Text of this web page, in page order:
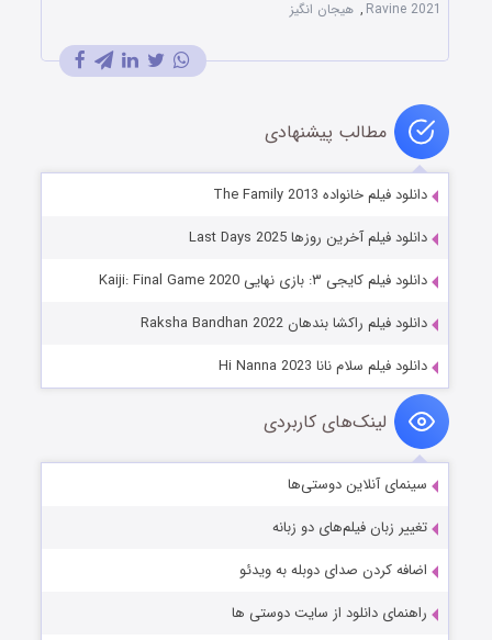
Ravine 2021
, هیجان انگیز
مطالب پیشنهادی
دانلود فیلم خانواده The Family 2013
دانلود فیلم آخرین روزها Last Days 2025
دانلود فیلم کایجی ۳: بازی نهایی Kaiji: Final Game 2020
دانلود فیلم راکشا بندهان Raksha Bandhan 2022
دانلود فیلم سلام نانا Hi Nanna 2023
لینک‌های کاربردی
سینمای آنلاین دوستی‌ها
تغییر زبان فیلم‌های دو زبانه
اضافه کردن صدای دوبله به ویدئو
راهنمای دانلود از سایت دوستی ها